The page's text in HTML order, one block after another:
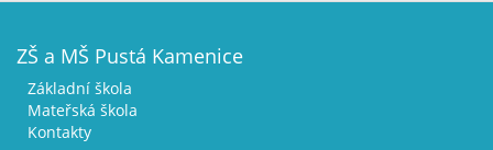
ZŠ a MŠ Pustá Kamenice
Základní škola
Mateřská škola
Kontakty